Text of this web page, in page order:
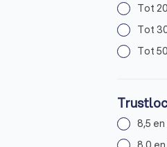
Tot
Tot
Tot
8,5